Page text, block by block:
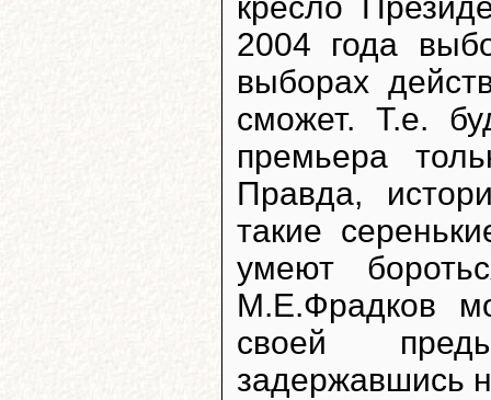
кресло
2004 года
выборах
сможет. Т.е.
премьера
Правда,
такие
умеют
М.Е.Фрадков
своей
задержавшись